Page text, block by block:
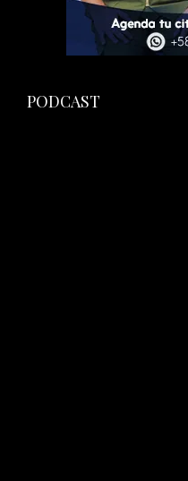
PODCAST